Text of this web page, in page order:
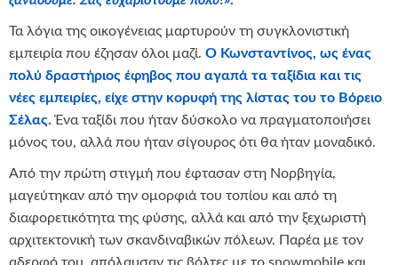
Τα λόγια της οικογένειας μαρτυρούν τη συγκλονιστική
εμπειρία που έζησαν όλοι μαζί. Ο Κωνσταντίνος, ως ένας
πολύ δραστήριος έφηβος που αγαπά τα ταξίδια και τις
νέες εμπειρίες, είχε στην κορυφή της λίστας του το Βόρειο
Σέλας. Ένα ταξίδι που ήταν δύσκολο να πραγματοποιήσει
μόνος του, αλλά που ήταν σίγουρος ότι θα ήταν μοναδικό.
Από την πρώτη στιγμή που έφτασαν στη Νορβηγία,
μαγεύτηκαν από την ομορφιά του τοπίου και από τη
διαφορετικότητα της φύσης, αλλά και από την ξεχωριστή
αρχιτεκτονική των σκανδιναβικών πόλεων. Παρέα με τον
αδερφό του, απόλαυσαν τις βόλτες με το snowmobile και